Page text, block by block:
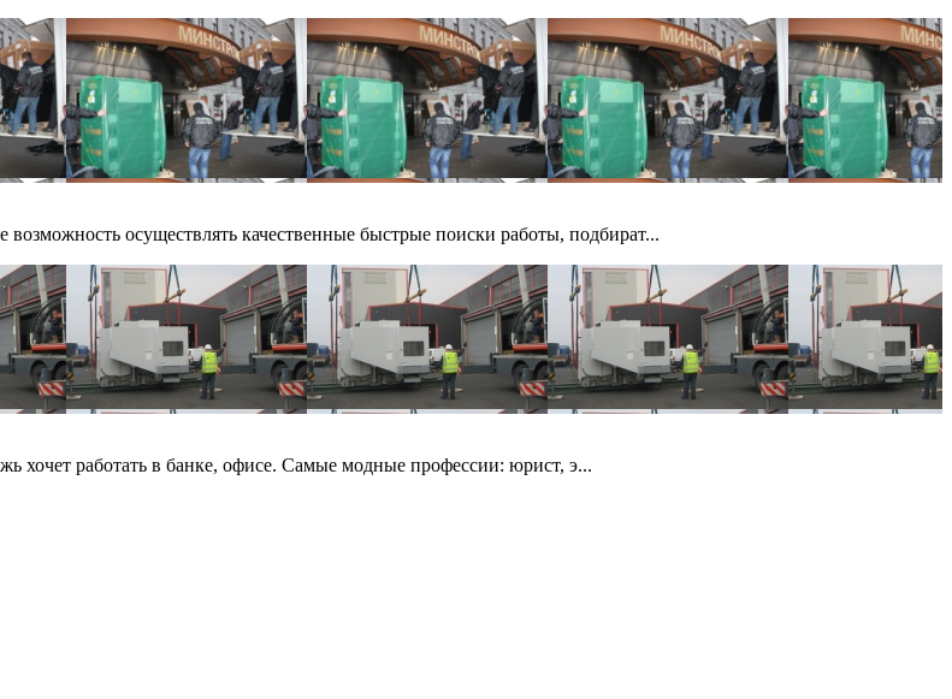
осуществлять качественные быстрые поиски работы, подбират...
хочет работать в банке, офисе. Самые модные профессии: юрист, э...